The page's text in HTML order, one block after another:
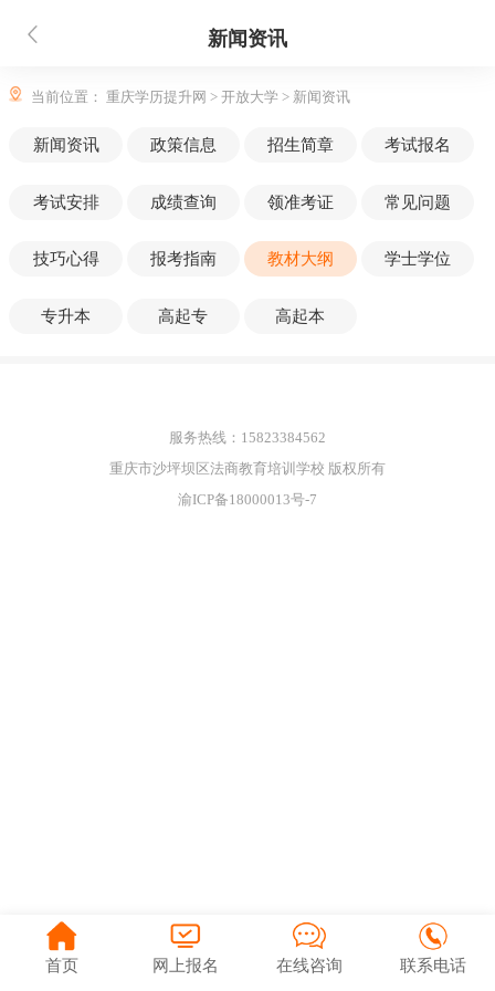
新闻资讯
当前位置：重庆学历提升网>开放大学 > 新闻资讯
新闻资讯 政策信息 招生简章 考试报名
考试安排 成绩查询 领准考证 常见问题
技巧心得 报考指南 教材大纲 学士学位
专升本 高起专 高起本
服务热线：15823384562
重庆市沙坪坝区法商教育培训学校 版权所有
渝ICP备18000013号-7
首页 网上报名 在线咨询 联系电话